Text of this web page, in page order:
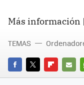
Más información |
FACEBOOK
TWITTERFLIPBOARD
E-
TEMAS